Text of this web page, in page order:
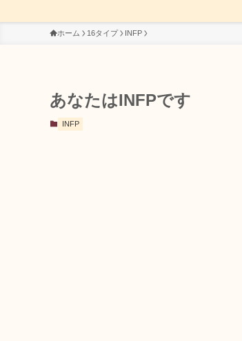
ホーム 16タイプ INFP
あなたはINFPです
INFP